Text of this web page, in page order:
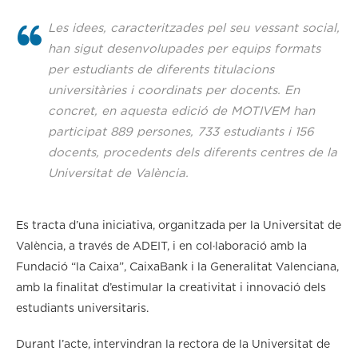
Les idees, caracteritzades pel seu vessant social,
han sigut desenvolupades per equips formats
per estudiants de diferents titulacions
universitàries i coordinats per docents. En
concret, en aquesta edició de MOTIVEM han
participat 889 persones, 733 estudiants i 156
docents, procedents dels diferents centres de la
Universitat de València.
Es tracta d’una iniciativa, organitzada per la Universitat de
València, a través de ADEIT, i en col·laboració amb la
Fundació “la Caixa”, CaixaBank i la Generalitat Valenciana,
amb la finalitat d’estimular la creativitat i innovació dels
estudiants universitaris.
Durant l’acte, intervindran la rectora de la Universitat de